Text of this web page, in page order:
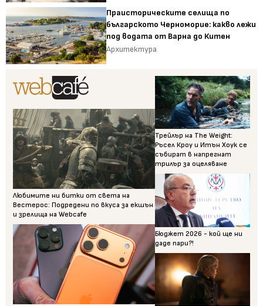
Праисторическите селища по
българското Черноморие: какво лежи
под водата от Варна до Китен
Архитектура
Любимите ни битки от света на
Вестерос: Подредени по вкуса за екшън
и зрелища на Webcafe
Трейлър на The Weight:
Ръсел Кроу и Итън Хоук се
събират в напрегнат
трилър за оцеляване
Бюджет 2026 - кой ще ни
даде пари?!